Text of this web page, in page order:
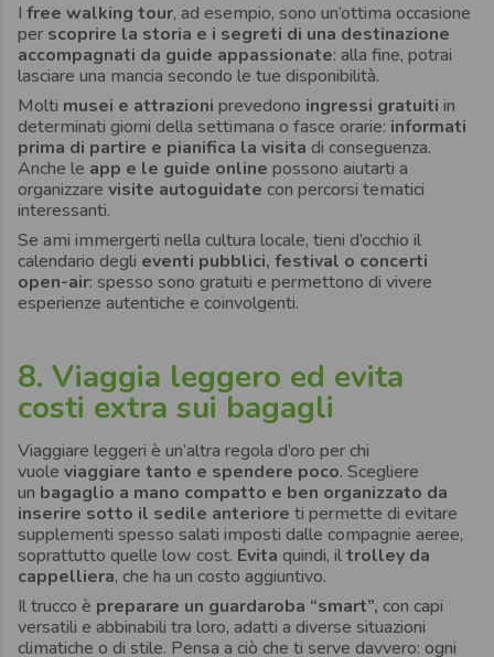
I free walking tour, ad esempio, sono un’ottima occasione
per scoprire la storia e i segreti di una destinazione
accompagnati da guide appassionate: alla fine, potrai
lasciare una mancia secondo le tue disponibilità.
Molti musei e attrazioni prevedono ingressi gratuiti in
determinati giorni della settimana o fasce orarie: informati
prima di partire e pianifica la visita di conseguenza.
Anche le app e le guide online possono aiutarti a
organizzare visite autoguidate con percorsi tematici
interessanti.
Se ami immergerti nella cultura locale, tieni d’occhio il
calendario degli eventi pubblici, festival o concerti
open-air: spesso sono gratuiti e permettono di vivere
esperienze autentiche e coinvolgenti.
8. Viaggia leggero ed evita
costi extra sui bagagli
Viaggiare leggeri è un’altra regola d’oro per chi
vuole viaggiare tanto e spendere poco. Scegliere
un bagaglio a mano compatto e ben organizzato da
inserire sotto il sedile anteriore ti permette di evitare
supplementi spesso salati imposti dalle compagnie aeree,
soprattutto quelle low cost. Evita quindi, iltrolley da
cappelliera, che ha un costo aggiuntivo.
Il trucco è preparare un guardaroba “smart”, con capi
versatili e abbinabili tra loro, adatti a diverse situazioni
climatiche o di stile. Pensa a ciò che ti serve davvero: ogni